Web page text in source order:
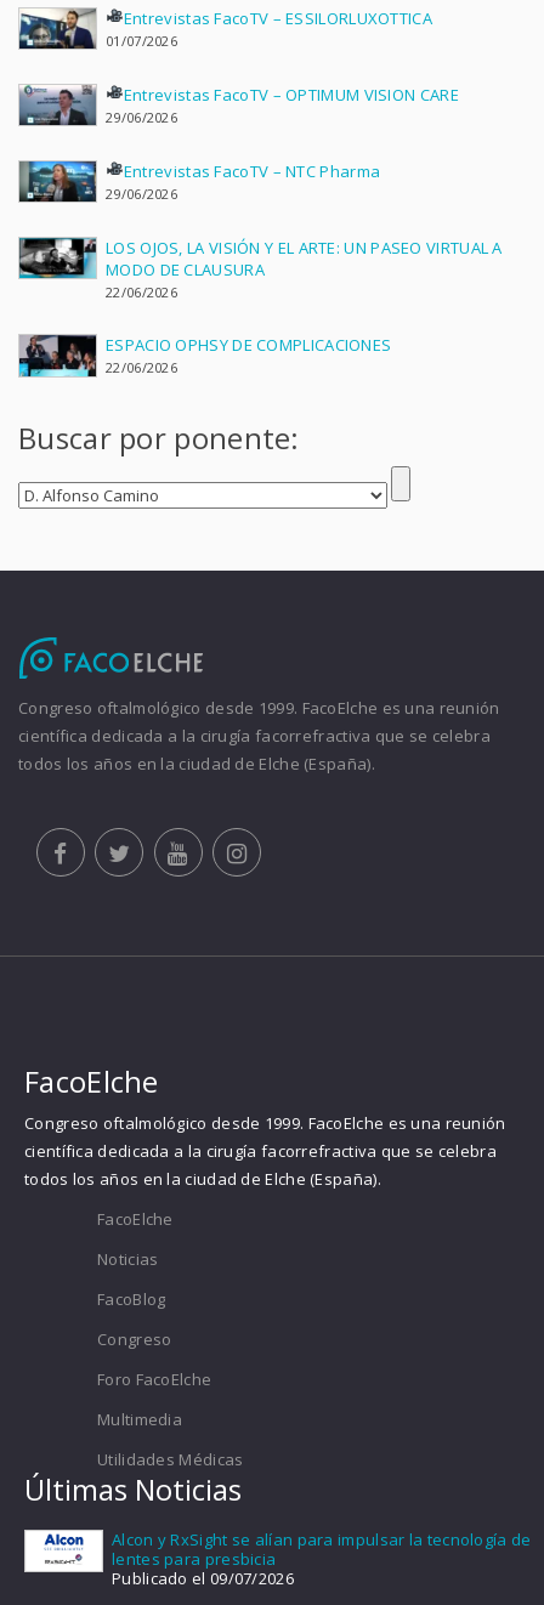
Entrevistas FacoTV – ESSILORLUXOTTICA
01/07/2026
Entrevistas FacoTV – OPTIMUM VISION CARE
29/06/2026
Entrevistas FacoTV – NTC Pharma
29/06/2026
LOS OJOS, LA VISIÓN Y EL ARTE: UN PASEO VIRTUAL A
MODO DE CLAUSURA
22/06/2026
ESPACIO OPHSY DE COMPLICACIONES
22/06/2026
Buscar por ponente:
Congreso oftalmológico desde 1999. FacoElche es una reunión
científica dedicada a la cirugía facorrefractiva que se celebra
todos los años en la ciudad de Elche (España).
FacoElche
Congreso oftalmológico desde 1999. FacoElche es una reunión
científica dedicada a la cirugía facorrefractiva que se celebra
todos los años en la ciudad de Elche (España).
FacoElche
Noticias
FacoBlog
Congreso
Foro FacoElche
Multimedia
Utilidades Médicas
Últimas Noticias
Alcon y RxSight se alían para impulsar la tecnología de
lentes para presbicia
Publicado el 09/07/2026